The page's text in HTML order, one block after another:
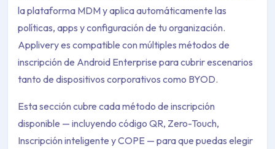
la plataforma MDM y aplica automáticamente las
políticas, apps y configuración de tu organización.
Applivery es compatible con múltiples métodos de
inscripción de Android Enterprise para cubrir escenarios
tanto de dispositivos corporativos como BYOD.
Esta sección cubre cada método de inscripción
disponible — incluyendo código QR, Zero-Touch,
Inscripción inteligente y COPE — para que puedas elegir